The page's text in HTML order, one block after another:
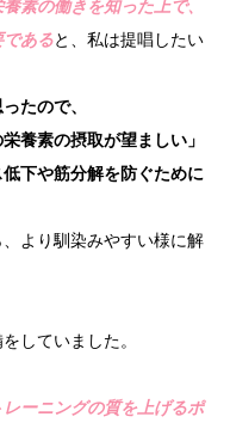
養素の働きを知った上で、
であると、私は提唱したい
たので、
養素の摂取が望ましい」
下や筋分解を防ぐために
より馴染みやすい様に解
していました。
ーニングの質を上げるポ